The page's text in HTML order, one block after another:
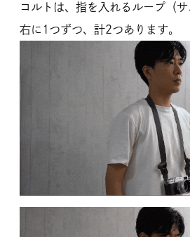
コルトは、指を入れるループ（
右に1つずつ、計2つあります。